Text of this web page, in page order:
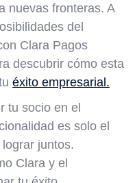
nuevas fronteras. A
del
Clara Pagos
descubrir cómo esta
éxito empresarial.
tu socio en el
es solo el
juntos.
Clara y el